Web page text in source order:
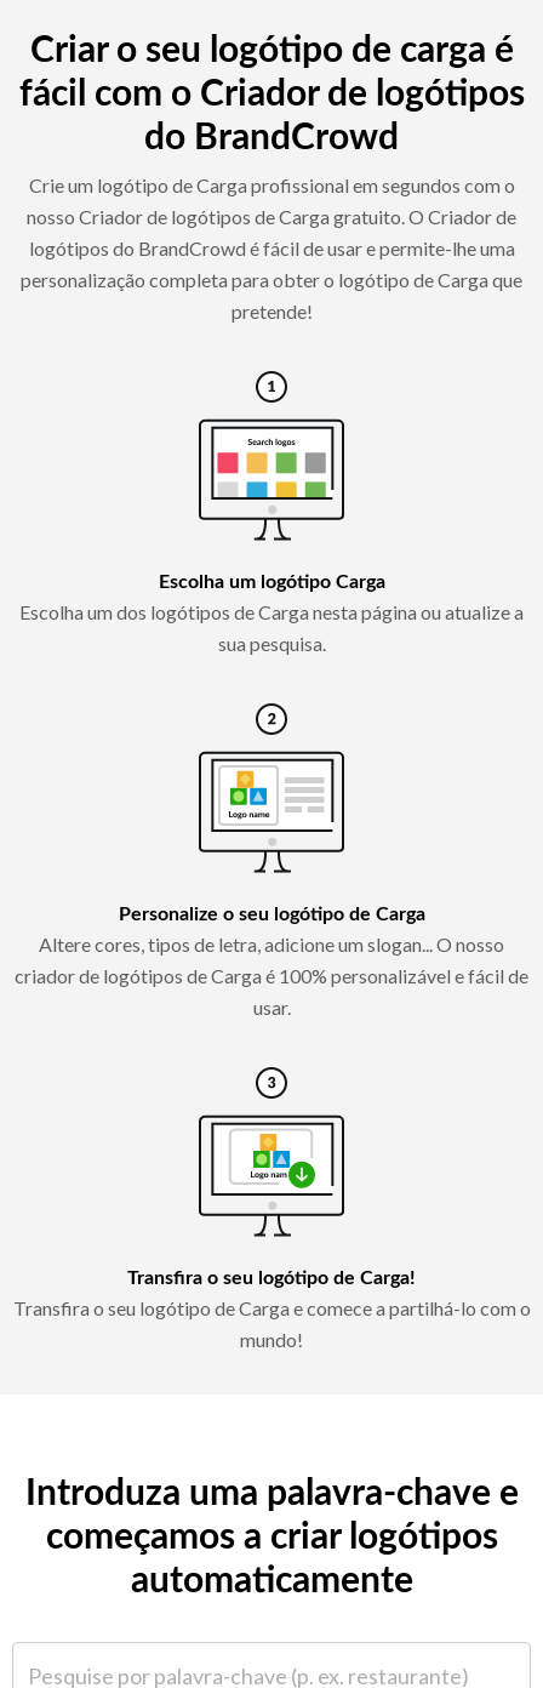
Criar o seu logótipo de carga é
fácil com o Criador de logótipos
do BrandCrowd
Crie um logótipo de Carga profissional em segundos com o
nosso Criador de logótipos de Carga gratuito. O Criador de
logótipos do BrandCrowd é fácil de usar e permite-lhe uma
personalização completa para obter o logótipo de Carga que
pretende!
Escolha um logótipo Carga
Escolha um dos logótipos de Carga nesta página ou atualize a
sua pesquisa.
Personalize o seu logótipo de Carga
Altere cores, tipos de letra, adicione um slogan... O nosso
criador de logótipos de Carga é 100% personalizável e fácil de
usar.
Transfira o seu logótipo de Carga!
Transfira o seu logótipo de Carga e comece a partilhá-lo com o
mundo!
Introduza uma palavra-chave e
começamos a criar logótipos
automaticamente